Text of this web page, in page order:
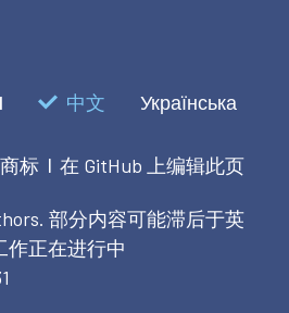
中文 Українська
商标 | 在 GitHub 上编辑此页
部分内容可能滞后于英
作正在进行中